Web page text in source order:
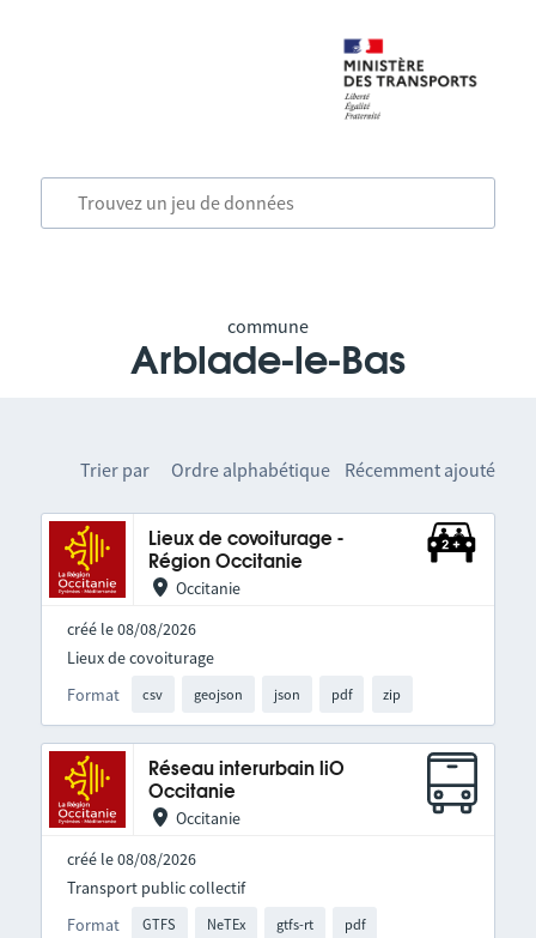
commune
Arblade-le-Bas
Trier par Ordre alphabétique Récemment ajouté
Lieux de covoiturage -
Région Occitanie
Occitanie
créé le 08/08/2026
Format csv geojson json pdf zip
Lieux de covoiturage
Réseau interurbain liO
Occitanie
Occitanie
créé le 08/08/2026
Format GTFS NeTEx gtfs-rt pdf
Transport public collectif